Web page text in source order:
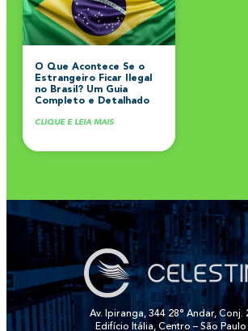
O Que Acontece Se o
Estrangeiro Ficar Ilegal
no Brasil? Um Guia
Completo e Detalhado
CLIQUE E LEIA MAIS
Av. Ipiranga, 344 28° Andar, Conj.
Edifício Itália, Centro – São Paulo